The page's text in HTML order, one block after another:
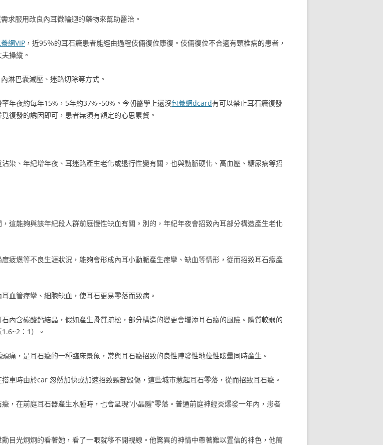
求服用改良內耳微輪迴的藥物來幫助醫治。
網VIP ，近95％的耳石癥患者能經由過程伎倆復位康復。伎倆復位不合適有頸椎病的患者，
操縱。
淋巴囊減壓、迷路切除等方式。
年夜約每年15%，5年約37%~50%。今朝醫學上還沒包養網dcard有可以禁止耳石癥復發
復發的誘因即可，患者無須有額定的心思累贅。
染、年紀增年夜、耳迷路產生老化或退行性變有關，也與動脈硬化、高血壓、糖尿病等招
這能夠與該年紀段人群前庭慢性缺血有關。別的，年紀年夜會招致內耳部分構造產生老化
疲憊等不良生涯狀況，能夠會形成內耳小動脈產生痙攣、缺血等情形，從而招致耳石癥產
血管痙攣、細胞缺血，使耳石更易零落而致病。
內含碳酸鈣結晶，假如產生骨質疏松，部分構造的變更會增添耳石癥的風險。體質較弱的
：1）。
痛，是耳石癥的一種臨床景象，常與耳石癥招致的良性陣發性地位性眩暈同時產生。
車時由於car 忽然加快或加速招致頸部毀傷，這些城市惹起耳石零落，從而招致耳石癥。
，在前庭耳石器產生水腫時，也會呈現“小晶體”零落。普通前庭神經炎爆發一年內，患者
目光炯炯的看著她，看了一眼就移不開視線。他驚異的神情中帶著難以置信的神色，他簡